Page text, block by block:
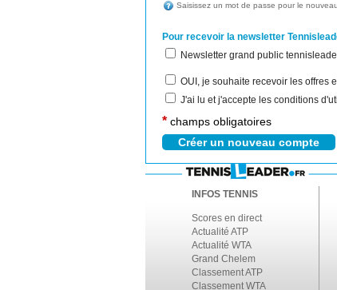
Saisissez un mot de passe pour le
Pour recevoir la newsletter
Newsletter grand public
OUI, je souhaite recevoir les offres
J'ai lu et j'accepte les conditions
* champs obligatoires
INFOS TENNIS
Scores en direct
Actualité ATP
Actualité WTA
Grand Chelem
Classement ATP
Classement WTA